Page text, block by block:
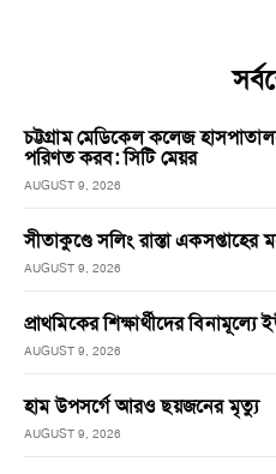
চট্টগ্রাম মেডিকেল কলেজ
পরিণত করব: সিটি মেয়র
AUGUST 9, 2026
সীতাকুণ্ডে সলিং রাস্তা একসপ্তাহের
AUGUST 9, 2026
প্রাথমিকের শিক্ষার্থীদের
AUGUST 9, 2026
হাম উপসর্গে আরও ছয়জনের মৃত্যু
AUGUST 9, 2026